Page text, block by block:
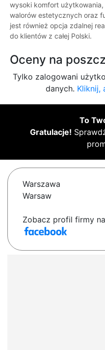
wysoki komfort użytkowania,
walorów estetycznych oraz
jest również opcja zdalnej
do klientów z całej Polski.
Oceny na
Tylko zalogowani
danych. Kliknij,
To
Gratulacje!
Warszawa
Warsaw
Zobacz profil firmy na